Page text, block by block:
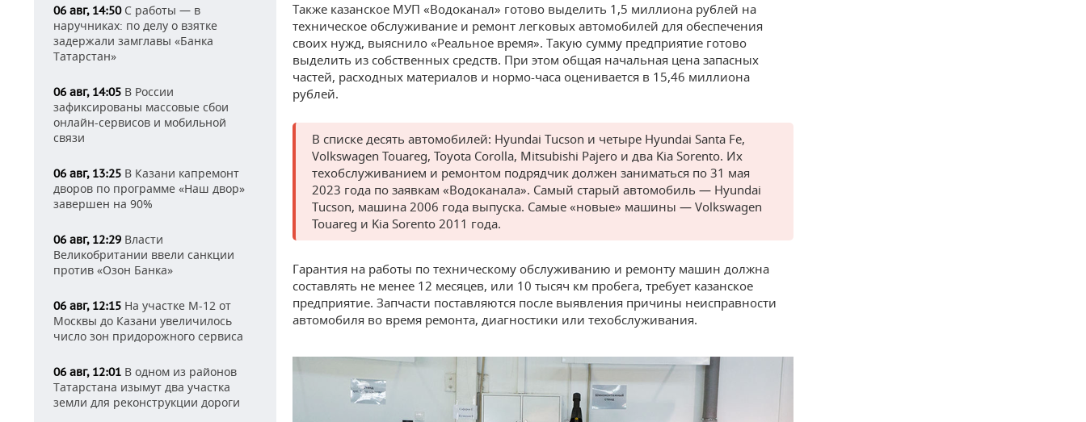
06 авг, 14:50С работы — в
наручниках: по делу о взятке
задержали замглавы «Банка
Татарстан»
06 авг, 14:05 В России
зафиксированы массовые сбои
онлайн-сервисов и мобильной
связи
06 авг, 13:25 В Казани капремонт
дворов по программе «Наш двор»
завершен на 90%
06 авг, 12:29 Власти
Великобритании ввели санкции
против «Озон Банка»
06 авг, 12:15 На участке М-12 от
Москвы до Казани увеличилось
число зон придорожного сервиса
06 авг, 12:01 В одном из районов
Татарстана изымут два участка
земли для реконструкции дороги
Также казанское МУП «Водоканал» готово выделить 1,5 миллиона рублей на
техническое обслуживание и ремонт легковых автомобилей для обеспечения
своих нужд, выяснило «Реальное время». Такую сумму предприятие готово
выделить из собственных средств. При этом общая начальная цена запасных
частей, расходных материалов и нормо-часа оценивается в 15,46 миллиона
рублей.
В списке десять автомобилей: Hyundai Tucson и четыре Hyundai Santa Fe,
Volkswagen Touareg, Toyota Corolla, Mitsubishi Pajero и два Kia Sorento. Их
техобслуживанием и ремонтом подрядчик должен заниматься по 31 мая
2023 года по заявкам «Водоканала». Самый старый автомобиль — Hyundai
Tucson, машина 2006 года выпуска. Самые «новые» машины — Volkswagen
Touareg и Kia Sorento 2011 года.
Гарантия на работы по техническому обслуживанию и ремонту машин должна
составлять не менее 12 месяцев, или 10 тысяч км пробега, требует казанское
предприятие. Запчасти поставляются после выявления причины неисправности
автомобиля во время ремонта, диагностики или техобслуживания.